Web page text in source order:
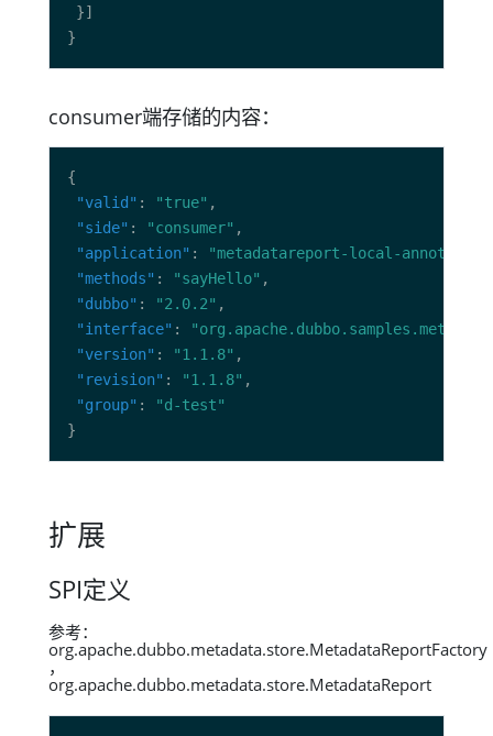
consumer端存储的内容：
"valid" : "true"
"side" : "consumer"
"application" :
"metadatareport-local-annotaion-
"methods" : "sayHello"
"dubbo" : "2.0.2"
"interface" :
"version" : "1.1.8"
"revision" : "1.1.8"
"group" :
"d-test"
扩展
SPI定义
参考：
org.apache.dubbo.metadata.store.MetadataReportFactory
，
org.apache.dubbo.metadata.store.MetadataReport